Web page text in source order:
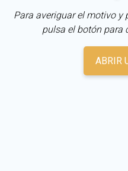
Para averiguar el motivo y
pulsa el botón para
ABRIR